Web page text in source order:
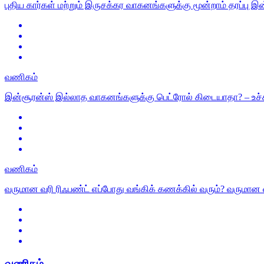
புதிய கார்கள் மற்றும் இருசக்கர வாகனங்களுக்கு மூன்றாம் தரப்பு
வணிகம்
இன்சூரன்ஸ் இல்லாத வாகனங்களுக்கு பெட்ரோல் கிடையாதா? –
வணிகம்
வருமான வரி ரிஃபண்ட் எப்போது வங்கிக் கணக்கில் வரும்? வருமான